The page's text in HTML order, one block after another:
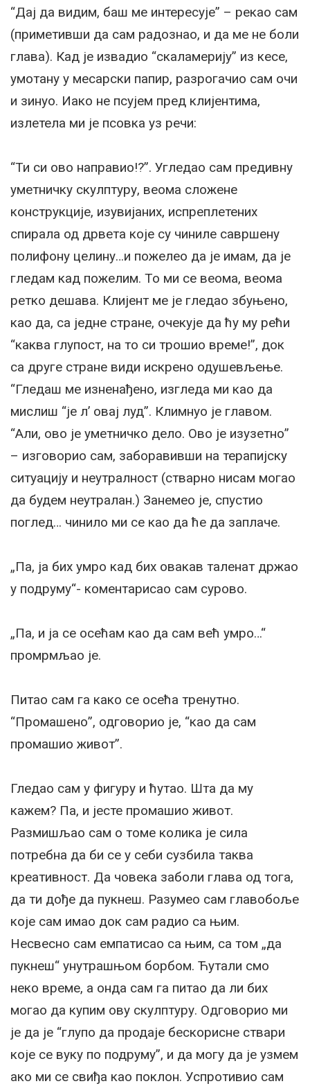
“Дај да видим, баш ме интересује” – рекао сам
(приметивши да сам радознао, и да ме не боли
глава). Кад је извадио “скаламерију” из кесе,
умотану у месарски папир, разрогачио сам очи
и зинуо. Иако не псујем пред клијентима,
излетела ми је псовка уз речи:
“Ти си ово направио!?”. Угледао сам предивну
уметничку скулптуру, веома сложене
конструкције, изувијаних, испреплетених
спирала од дрвета које су чиниле савршену
полифону целину…и пожелео да је имам, да је
гледам кад пожелим. То ми се веома, веома
ретко дешава. Клијент ме је гледао збуњено,
као да, са једне стране, очекује да ћу му рећи
“каква глупост, на то си трошио време!”, док
са друге стране види искрено одушевљење.
“Гледаш ме изненађено, изгледа ми као да
мислиш “је л’ овај луд”. Климнуо је главом.
“Али, ово је уметничко дело. Ово је изузетно”
– изговорио сам, заборавивши на терапијску
ситуацију и неутралност (стварно нисам могао
да будем неутралан.) Занемео је, спустио
поглед… чинило ми се као да ће да заплаче.
„Па, ја бих умро кад бих овакав таленат држао
у подруму“- коментарисао сам сурово.
„Па, и ја се осећам као да сам већ умро…“
промрмљао је.
Питао сам га како се осећа тренутно.
“Промашено”, одговорио је, “као да сам
промашио живот”.
Гледао сам у фигуру и ћутао. Шта да му
кажем? Па, и јесте промашио живот.
Размишљао сам о томе колика је сила
потребна да би се у себи сузбила таква
креативност. Да човека заболи глава од тога,
да ти дође да пукнеш. Разумео сам главобоље
које сам имао док сам радио са њим.
Несвесно сам емпатисао са њим, са том „да
пукнеш“ унутрашњом борбом. Ћутали смо
неко време, а онда сам га питао да ли бих
могао да купим ову скулптуру. Одговорио ми
је да је “глупо да продаје бескорисне ствари
које се вуку по подруму”, и да могу да је узмем
ако ми се свиђа као поклон. Успротивио сам